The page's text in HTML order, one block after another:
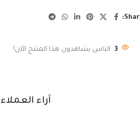
3 الناس يشاهدون هذا المنتج الآن!
آراء العملاء